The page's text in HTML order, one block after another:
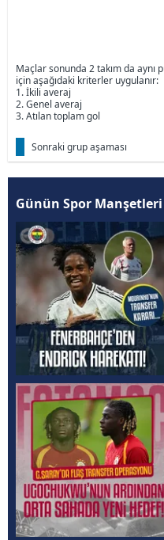
Maçlar sonunda 2 takım da
için aşağıdaki kriterler uygulanır:
1. İkili averaj
2. Genel averaj
3. Atılan toplam gol
Sonraki grup aşaması
Günün Spor Manşetleri